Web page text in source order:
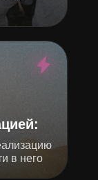
в него